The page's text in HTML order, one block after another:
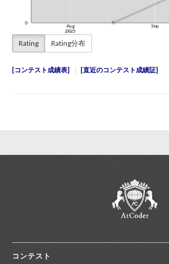
Rating Rating分布
コンテスト成績表 直近のコンテスト成績証
コンテスト